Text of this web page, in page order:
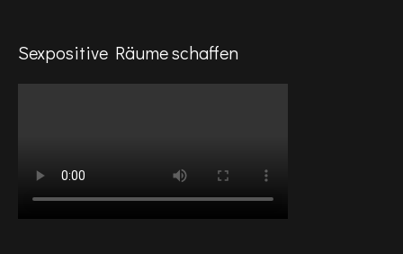
Sexpositive Räume schaffen